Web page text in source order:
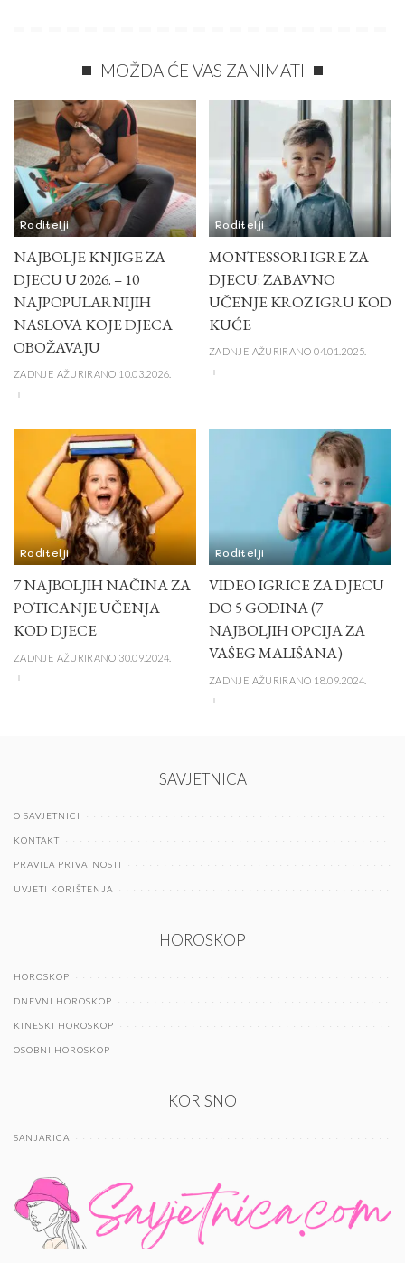
MOŽDA ĆE VAS ZANIMATI
Roditelji
NAJBOLJE KNJIGE ZA
DJECU U 2026. – 10
NAJPOPULARNIJIH
NASLOVA KOJE DJECA
OBOŽAVAJU
ZADNJE AŽURIRANO 10.03.2026.
Roditelji
MONTESSORI IGRE ZA
DJECU: ZABAVNO
UČENJE KROZ IGRU KOD
KUĆE
ZADNJE AŽURIRANO 04.01.2025.
Roditelji
7 NAJBOLJIH NAČINA ZA
POTICANJE UČENJA
KOD DJECE
ZADNJE AŽURIRANO 30.09.2024.
Roditelji
VIDEO IGRICE ZA DJECU
DO 5 GODINA (7
NAJBOLJIH OPCIJA ZA
VAŠEG MALIŠANA)
ZADNJE AŽURIRANO 18.09.2024.
SAVJETNICA
O SAVJETNICI
KONTAKT
PRAVILA PRIVATNOSTI
UVJETI KORIŠTENJA
HOROSKOP
HOROSKOP
DNEVNI HOROSKOP
KINESKI HOROSKOP
OSOBNI HOROSKOP
KORISNO
SANJARICA